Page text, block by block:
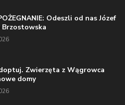
Odeszli od nas Józef
Brzostowska
Zwierzęta z Wągrowca
domy